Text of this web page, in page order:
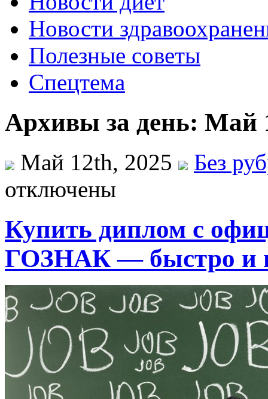
Новости
Полезные советы
Спецтема
Архивы за день: Май
Май 12th, 2025
Без
отключены
Купить диплом с
ГОЗНАК — быстро и